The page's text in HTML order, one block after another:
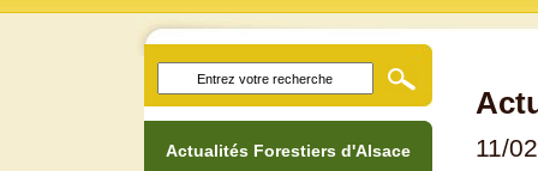
11/
Actualités Forestiers d'Alsace